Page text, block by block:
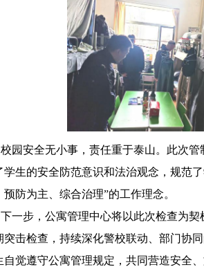
校园安全无小事，责任重于泰山。此次
学生的安全防范意识和法治观念，规范
预防为主、综合治理”的工作理念。
下一步，公寓管理中心将以此次检查为
突击检查，持续深化警校联动、部门协
自觉遵守公寓管理规定，共同营造安全